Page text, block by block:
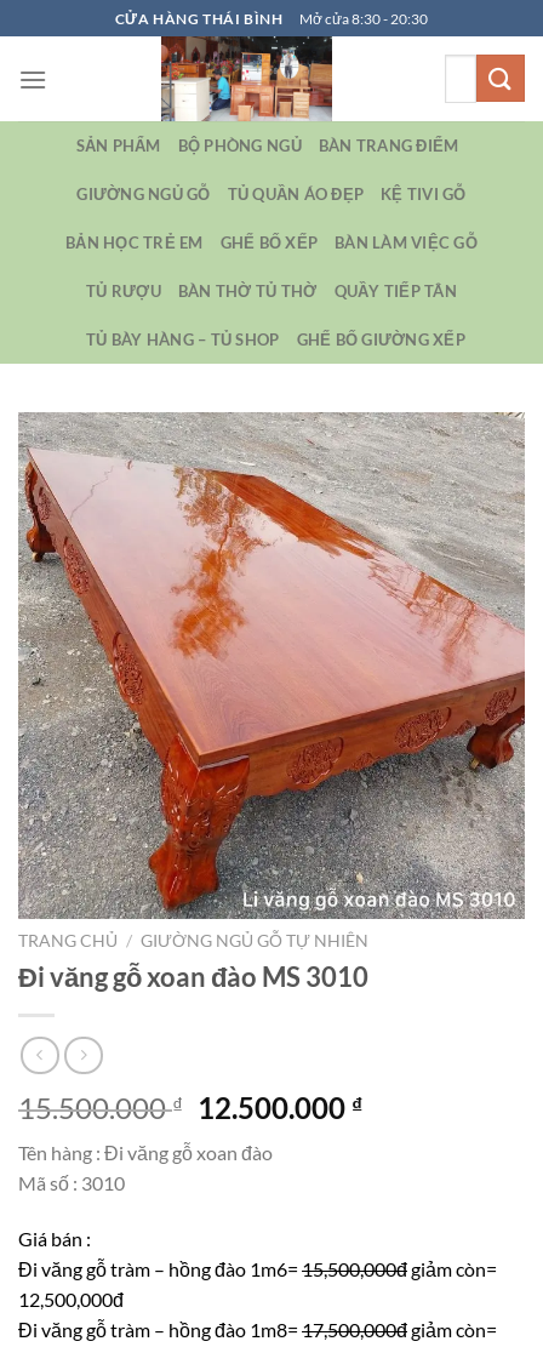
qua
nội
CỬA HÀNG THÁI BÌNH Mở cửa 8:30 - 20:30
SẢN PHẨM BỘ PHÒNG NGỦ BÀN TRANG ĐIỂM
GIƯỜNG NGỦ GỖ TỦ QUẦN ÁO ĐẸP KỆ TIVI GỖ
BẢN HỌC TRẺ EM GHẾ BỐ XẾP BÀN LÀM VIỆC GỖ
TỦ RƯỢU BÀN THỜ TỦ THỜ QUẦY TIẾP TÂN
TỦ BÀY HÀNG – TỦ SHOP GHẾ BỐ GIƯỜNG XẾP
TRANG CHỦ / GIƯỜNG NGỦ GỖ TỰ NHIÊN
Đi văng gỗ xoan đào MS 3010
15.500.000₫
Giá
là:
12.500.000 ₫Giá
Tên hàng : Đi văng gỗ xoan đào
Mã số : 3010
Giá bán :
Đi văng gỗ tràm – hồng đào 1m6= 15,500,000đgiảm còn=
12,500,000đ
Đi văng gỗ tràm – hồng đào 1m8= 17,500,000đgiảm còn=